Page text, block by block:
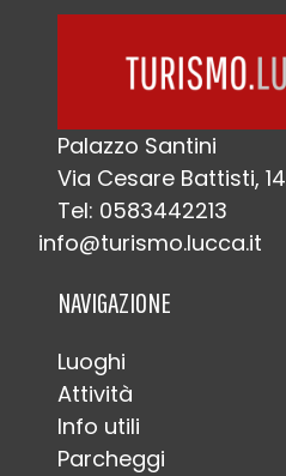
Palazzo Santini
Via Cesare Battisti, 14
Tel: 0583442213
info@turismo.lucca.it
NAVIGAZIONE
Luoghi
Attività
Info utili
Parcheggi